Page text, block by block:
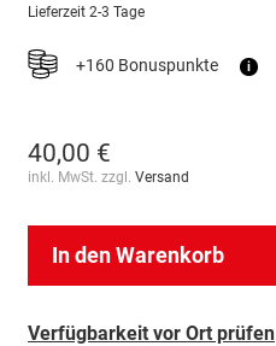
Lieferzeit 2-3 Tage
+160 Bonuspunkte i
40,00 €
inkl. MwSt. zzgl. Versand
In den Warenkorb
Verfügbarkeit vor Ort prüfen